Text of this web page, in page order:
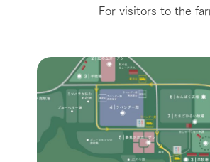
For visitors to the